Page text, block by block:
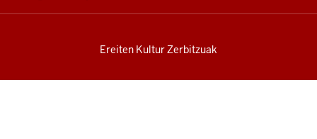
Ereiten Kultur Zerbitzuak